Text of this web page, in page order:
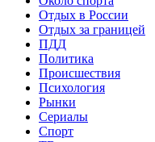
Отдых в России
Отдых за границей
ПДД
Политика
Происшествия
Психология
Рынки
Сериалы
Спорт